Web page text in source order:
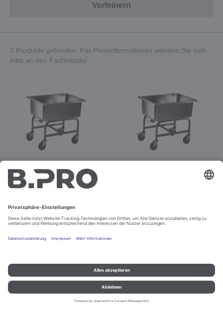
Verfeinern
2 Produkte gefunden. Für Preisinformationen wenden Sie sich
bitte an den Fachhandel
KWAF 100
Impressum und Datenschutz Kontakt
Rechtliche Hinweise
© B.PRO Catering Solutions 2022